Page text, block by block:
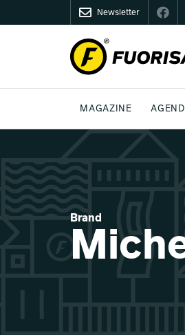
Newsletter
MAGAZINE
DESIGN
MILANO DESIGN AGENDA
COS'È FUORISALONE
Brand